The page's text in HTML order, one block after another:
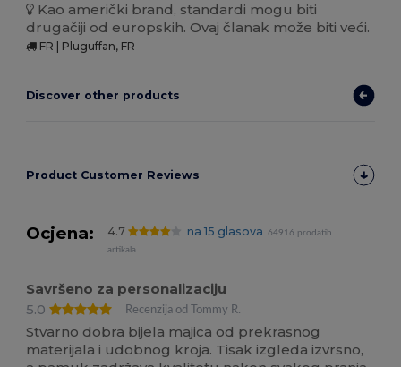
Kao američki brand, standardi mogu biti
drugačiji od europskih. Ovaj članak može biti veći.
FR | Pluguffan, FR
Discover other products
Product Customer Reviews
Ocjena: 4.7 na 15 glasova
64916 prodatih
artikala
Savršeno za personalizaciju
5.0
Recenzija od Tommy R.
Stvarno dobra bijela majica od prekrasnog
materijala i udobnog kroja. Tisak izgleda izvrsno,